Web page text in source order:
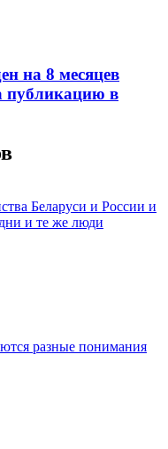
на 8 месяцев
публикацию в
Беларуси и России и
и те же люди
разные понимания